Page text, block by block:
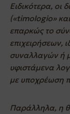
Ειδικότερα,
(«timologio»
επαρκώς το
επιχειρήσεων,
συναλλαγών ή
υφιστάμενα
με υποχρέωση
Παράλληλα, η